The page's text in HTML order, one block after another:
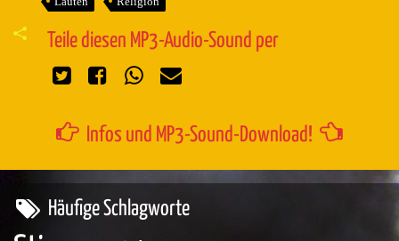
Teile diesen MP3-Audio-Sound per
Infos und MP3-Sound-Download!
Häufige Schlagworte